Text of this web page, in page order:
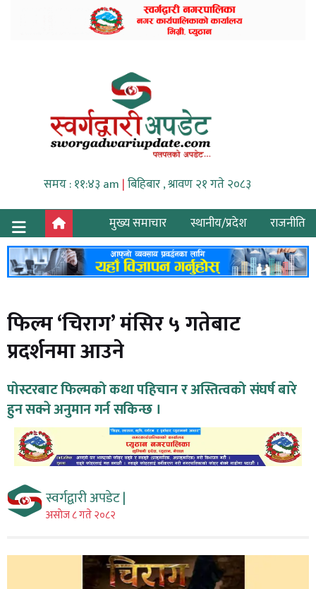
समय : ११:४३ am |बिहिबार , श्रावण २१ गते २०८३
मुख्य समाचार
स्थानीय/प्रदेश राजनीति
फिल्म ‘चिराग’ मंसिर ५ गतेबाट
प्रदर्शनमा आउने
पोस्टरबाट फिल्मको कथा पहिचान र अस्तित्वको संघर्ष बारे
हुन सक्ने अनुमान गर्न सकिन्छ ।
स्वर्गद्वारी अपडेट |
असाेज ८ गते २०८२